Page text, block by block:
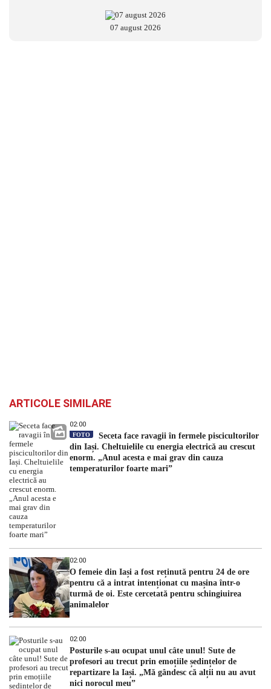
07 august 2026
ARTICOLE SIMILARE
02:00
FOTO
Seceta face ravagii în fermele piscicultorilor
din Iași. Cheltuielile cu energia electrică au crescut
enorm. „Anul acesta e mai grav din cauza
temperaturilor foarte mari”
02:00
O femeie din Iași a fost reținută pentru 24 de ore
pentru că a intrat intenționat cu mașina într-o
turmă de oi. Este cercetată pentru schingiuirea
animalelor
02:00
Posturile s-au ocupat unul câte unul! Sute de
profesori au trecut prin emoțiile ședințelor de
repartizare la Iași. „Mă gândesc că alții nu au avut
nici norocul meu”